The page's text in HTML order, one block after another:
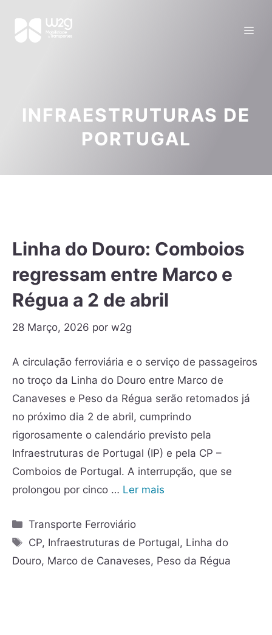
INFRAESTRUTURAS DE
PORTUGAL
Linha do Douro: Comboios
regressam entre Marco e
Régua a 2 de abril
28 Março, 2026 por w2g
A circulação ferroviária e o serviço de passageiros
no troço da Linha do Douro entre Marco de
Canaveses e Peso da Régua serão retomados já
no próximo dia 2 de abril, cumprindo
rigorosamente o calendário previsto pela
Infraestruturas de Portugal (IP) e pela CP –
Comboios de Portugal. A interrupção, que se
prolongou por cinco … Ler mais
Transporte Ferroviário
CP, Infraestruturas de Portugal, Linha do
Douro, Marco de Canaveses, Peso da Régua